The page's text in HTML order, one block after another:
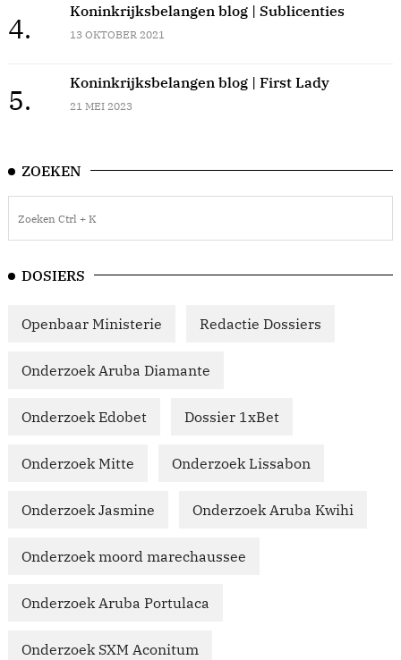
4.
Koninkrijksbelangen blog | Sublicenties
13 OKTOBER 2021
5.
Koninkrijksbelangen blog | First Lady
21 MEI 2023
ZOEKEN
DOSIERS
Openbaar Ministerie Redactie Dossiers
Onderzoek Aruba Diamante
Onderzoek Edobet Dossier 1xBet
Onderzoek Mitte Onderzoek Lissabon
Onderzoek Jasmine Onderzoek Aruba Kwihi
Onderzoek moord marechaussee
Onderzoek Aruba Portulaca
Onderzoek SXM Aconitum